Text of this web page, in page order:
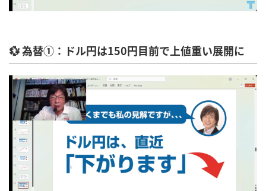
💱 為替①：ドル円は150円目前で上値重い展開に